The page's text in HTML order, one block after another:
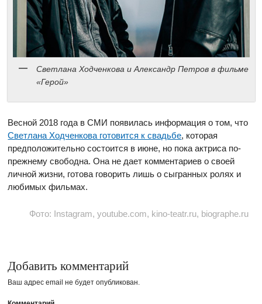
Светлана Ходченкова и Александр Петров в фильме
«Герой»
Весной 2018 года в СМИ появилась информация о том, что
Светлана Ходченкова готовится к свадьбе, которая
предположительно состоится в июне, но пока актриса по-
прежнему свободна. Она не дает комментариев о своей
личной жизни, готова говорить лишь о сыгранных ролях и
любимых фильмах.
Фото: Instagram, youtube.com, kino-teatr.ru, biographe.ru
Добавить комментарий
Ваш адрес email не будет опубликован.